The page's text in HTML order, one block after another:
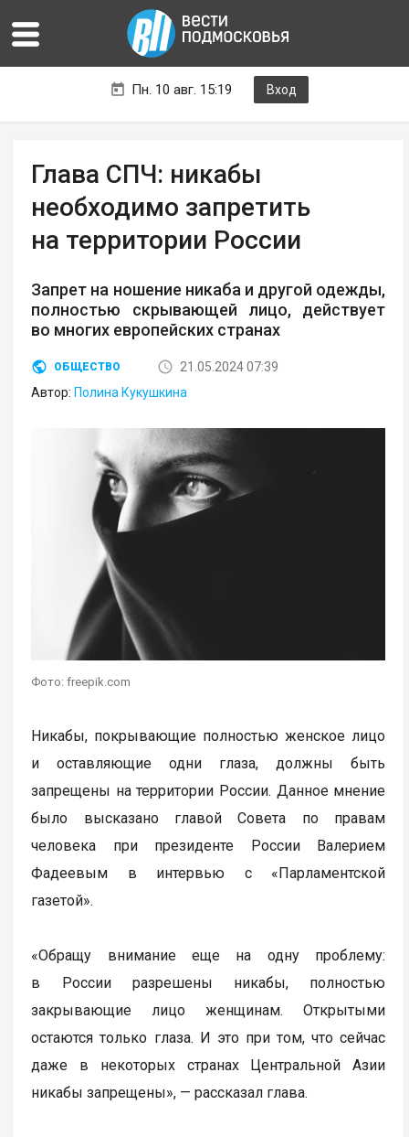
Пн. 10 авг. 15:19 Вход
Глава СПЧ: никабы
необходимо запретить
на территории России
Запрет на ношение никаба и другой одежды,
полностью скрывающей лицо, действует
во многих европейских странах
ОБЩЕСТВО
21.05.2024 07:39
Автор: Полина Кукушкина
Фото: freepik.com
Никабы, покрывающие полностью женское лицо
и оставляющие одни глаза, должны быть
запрещены на территории России. Данное мнение
было высказано главой Совета по правам
человека при президенте России Валерием
Фадеевым в интервью с «Парламентской
газетой».
«Обращу внимание еще на одну проблему:
в России разрешены никабы, полностью
закрывающие лицо женщинам. Открытыми
остаются только глаза. И это при том, что сейчас
даже в некоторых странах Центральной Азии
никабы запрещены», — рассказал глава.